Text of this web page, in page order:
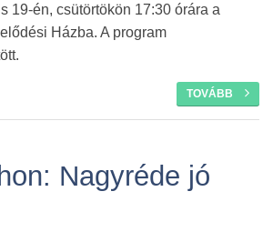
19-én, csütörtökön 17:30 órára a
Házba. A program
TOVÁBB
Nagyréde jó